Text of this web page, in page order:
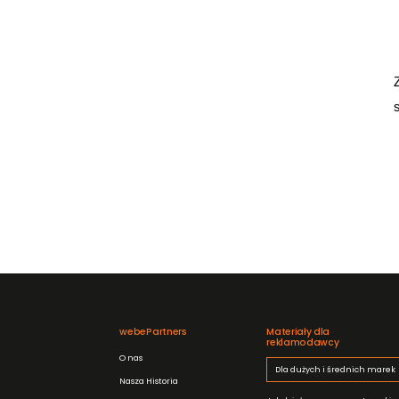
webePartners
O nas
Nasza Historia
Materiały dla
reklamodawcy
Dla dużych i średnich marek